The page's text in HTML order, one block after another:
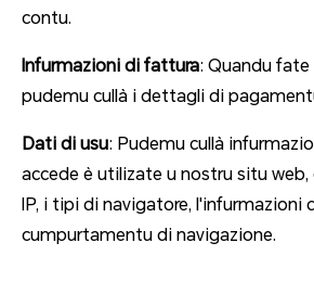
contu.
Infurmazioni di fattura: Quandu fate
pudemu cullà i dettagli di
Dati di usu: Pudemu cullà
accede è utilizate u nostru situ web,
IP, i tipi di navigatore, l'infurmazioni
cumpurtamentu di navigazione.